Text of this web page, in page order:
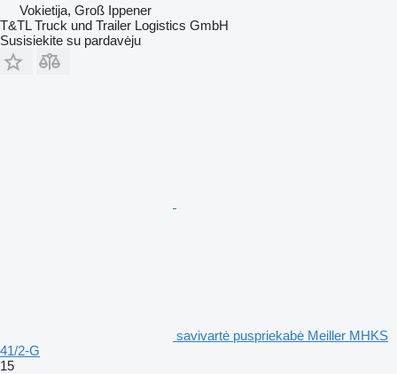
Vokietija, Groß Ippener
T&TL Truck und Trailer Logistics GmbH
Susisiekite su pardavėju
savivartė puspriekabė Meiller MHKS
41/2-G
15